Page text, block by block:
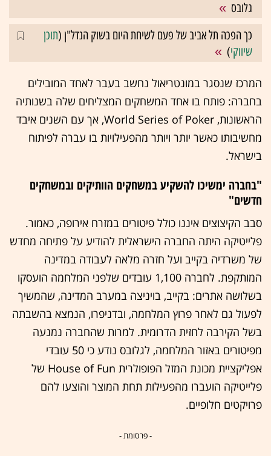
גלובס
כך הפכה תל אביב של פעם לשיחת היום בשוק הנדל"ן (תוכן
שיווקי)
המרכז שנסגר במונטריאול נחשב בעבר לאחד המובילים
בחברה: פותח בו אחד המשחקים המצליחים שלה בשנותיה
הראשונות, World Series of Poker, אך עם השנים איבד
מחשיבותו כאשר יותר ויותר מהפעילויות בו עברה לפיתוח
בישראל.
"בחברה ימשיכו להשקיע במשחקים הוותיקים ובמשחקים
חדשים"
סבב הקיצוצים איננו כולל פיטורים במזרח אירופה, כאמור.
פלייטיקה היתה החברה הישראלית להודיע על פתיחה מחדש
של משרדיה בקייב ועל חזרה מלאה לעבודה במדינה
המותקפת. לחברה 1,100 עובדים שלפני המלחמה הועסקו
בשלושה אתרים: בקייב, בויניצה במערב המדינה, שהמשיך
לפעול גם לאחר פרוץ המלחמה, ובדניפרו, הנמצא בהשבתה
בשל הקירבה לחזית הדרומית. למרות שהחברה נמנעה
מפיטורים באזור המלחמה, לגלובס נודע כי 50 עובדי
אפליקציית מכונת המזל הפופולרית House of Fun של
פלייטיקה הועברו מהפעילות תחת המוצר והוצעו להם
פרויקטים חלופיים.
- פרסומת -